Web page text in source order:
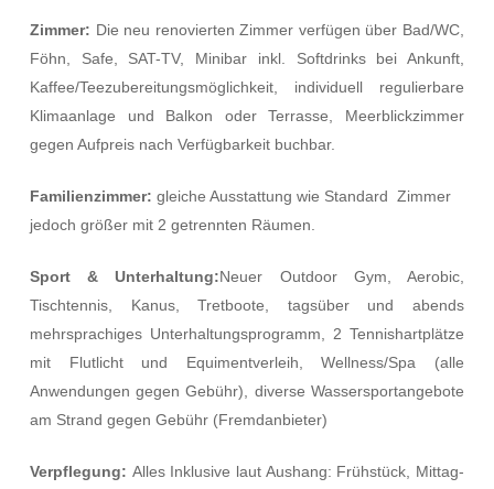
Zimmer: Die neu renovierten Zimmer verfügen über Bad/WC,
Föhn, Safe, SAT-TV, Minibar inkl. Softdrinks bei Ankunft,
Kaffee/Teezubereitungsmöglichkeit, individuell regulierbare
Klimaanlage und Balkon oder Terrasse, Meerblickzimmer
gegen Aufpreis nach Verfügbarkeit buchbar.
Familienzimmer: gleiche Ausstattung wie Standard Zimmer
jedoch größer mit 2 getrennten Räumen.
Sport & Unterhaltung:Neuer Outdoor Gym, Aerobic,
Tischtennis, Kanus, Tretboote, tagsüber und abends
mehrsprachiges Unterhaltungsprogramm, 2 Tennishartplätze
mit Flutlicht und Equimentverleih, Wellness/Spa (alle
Anwendungen gegen Gebühr), diverse Wassersportangebote
am Strand gegen Gebühr (Fremdanbieter)
Verpflegung: Alles Inklusive laut Aushang: Frühstück, Mittag-